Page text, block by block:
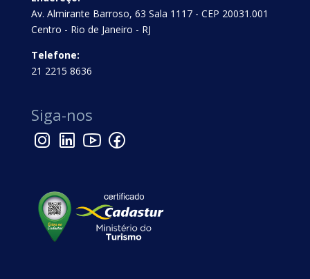
Av. Almirante Barroso, 63 Sala 1117 - CEP 20031.001
Centro - Rio de Janeiro - RJ
Telefone:
21 2215 8636
Siga-nos